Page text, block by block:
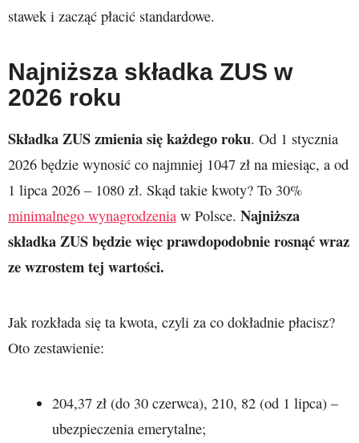
stawek i zacząć płacić standardowe.
Najniższa składka ZUS w
2026 roku
Składka ZUS zmienia się każdego roku. Od 1 stycznia
2026 będzie wynosić co najmniej 1047 zł na miesiąc, a od
1 lipca 2026 – 1080 zł. Skąd takie kwoty? To 30%
minimalnego wynagrodzenia w Polsce. Najniższa
składka ZUS będzie więc prawdopodobnie rosnąć wraz
ze wzrostem tej wartości.
Jak rozkłada się ta kwota, czyli za co dokładnie płacisz?
Oto zestawienie:
204,37 zł (do 30 czerwca), 210, 82 (od 1 lipca) –
ubezpieczenia emerytalne;